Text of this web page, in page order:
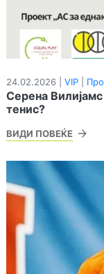
24.02.2026 | VIP
Серена
тенис?
ВИДИ ПОВЕЌЕ